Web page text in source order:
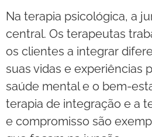
Na terapia psicológica, a
central. Os terapeutas
os clientes a integrar
suas vidas e experiências
saúde mental e o bem-
terapia de integração e a
e compromisso são